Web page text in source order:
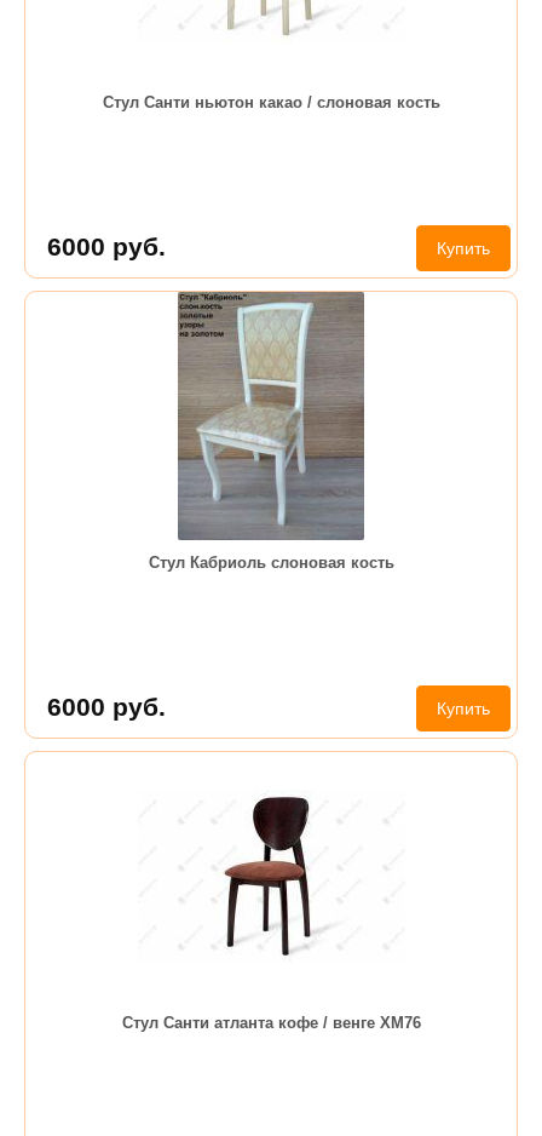
Стул Санти ньютон какао / слоновая кость
6000 руб. Купить
Стул Кабриоль слоновая кость
6000 руб. Купить
Стул Санти атланта кофе / венге ХМ76